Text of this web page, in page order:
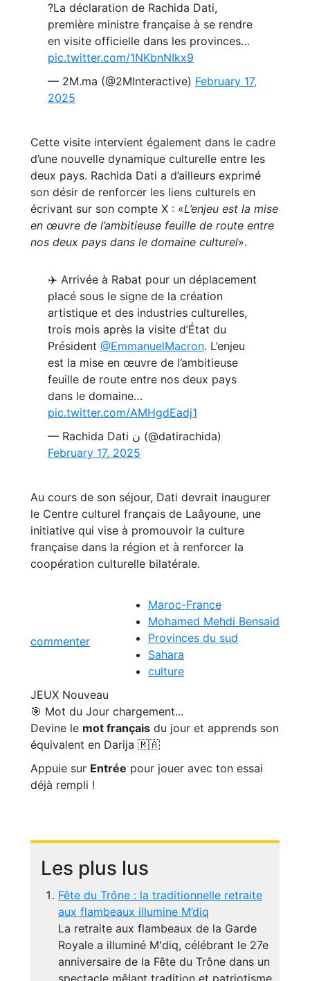
?La déclaration de Rachida Dati,
première ministre française à se rendre
en visite officielle dans les provinces…
pic.twitter.com/1NKbnNIkx9
— 2M.ma (@2MInteractive) February 17,
2025
Cette visite intervient également dans le cadre
d’une nouvelle dynamique culturelle entre les
deux pays. Rachida Dati a d’ailleurs exprimé
son désir de renforcer les liens culturels en
écrivant sur son compte X : «L’enjeu est la mise
en œuvre de l’ambitieuse feuille de route entre
nos deux pays dans le domaine culturel».
✈️ Arrivée à Rabat pour un déplacement
placé sous le signe de la création
artistique et des industries culturelles,
trois mois après la visite d’État du
Président @EmmanuelMacron. L’enjeu
est la mise en œuvre de l’ambitieuse
feuille de route entre nos deux pays
dans le domaine…
pic.twitter.com/AMHgdEadj1
— Rachida Dati ن (@datirachida)
February 17, 2025
Au cours de son séjour, Dati devrait inaugurer
le Centre culturel français de Laâyoune, une
initiative qui vise à promouvoir la culture
française dans la région et à renforcer la
coopération culturelle bilatérale.
commenter
Maroc-France
Mohamed Mehdi Bensaid
Provinces du sud
Sahara
culture
JEUX Nouveau
🎯 Mot du Jour chargement...
Devine le mot français du jour et apprends son
équivalent en Darija 🇲🇦
Appuie sur Entrée pour jouer avec ton essai
déjà rempli !
Les plus lus
Fête du Trône : la traditionnelle retraite
aux flambeaux illumine M’diq
La retraite aux flambeaux de la Garde
Royale a illuminé M'diq, célébrant le 27e
anniversaire de la Fête du Trône dans un
spectacle mêlant tradition et patriotisme.